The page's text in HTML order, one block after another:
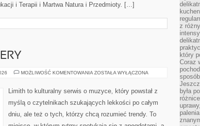
i Terapii i Martwa Natura i Przedmioty. […]
MOŻLIWOŚĆ KOMENTOWANIA NOWOŚCI
ZOSTAŁA WYŁĄCZONA
Limith to kulturalny serwis o muzyce, który powstał z
myślą o czytelnikach szukających lekkości po całym
dniu, ale też o tych, którzy chcą rozumieć trendy. To
z
który
Coraz
była